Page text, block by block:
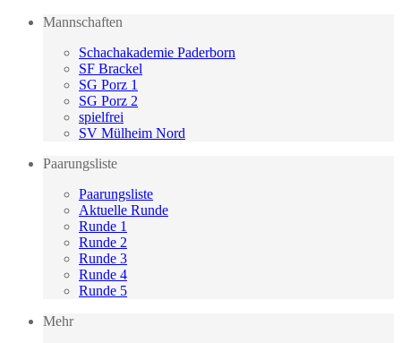
Mannschaften
Schachakademie Paderborn
SF Brackel
SG Porz 1
SG Porz 2
spielfrei
SV Mülheim Nord
Paarungsliste
Paarungsliste
Aktuelle Runde
Runde 1
Runde 2
Runde 3
Runde 4
Runde 5
Mehr